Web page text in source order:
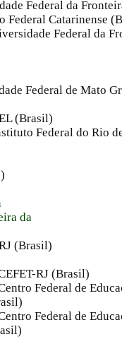
Federal da
Federal Catarinense
Federal da
Federal de Mato
(Brasil)
Federal do Rio
da
(Brasil)
RJ (Brasil)
Federal de
Federal de